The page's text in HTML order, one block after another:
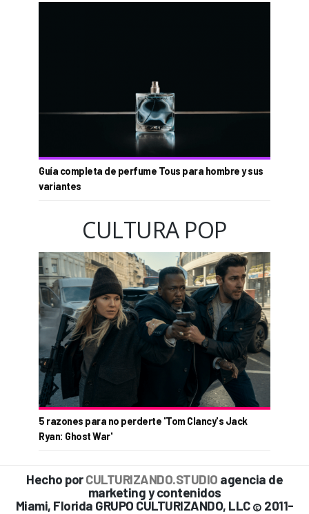
Guía completa de perfume Tous para hombre y sus
variantes
CULTURA POP
5 razones para no perderte 'Tom Clancy's Jack
Ryan: Ghost War'
Hecho porCULTURIZANDO.STUDIO agencia de
marketing y contenidos
Miami, Florida GRUPO CULTURIZANDO, LLC © 2011-